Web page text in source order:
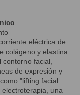
eléctrica de
colágeno y elastina
facial,
de expresión y
"lifting facial
una